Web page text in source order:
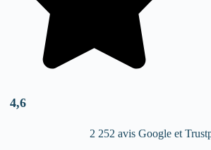
4,6
2 252 avis Google et